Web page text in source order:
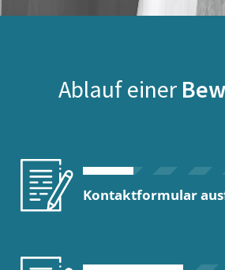
Ablauf einer
Kontaktformular